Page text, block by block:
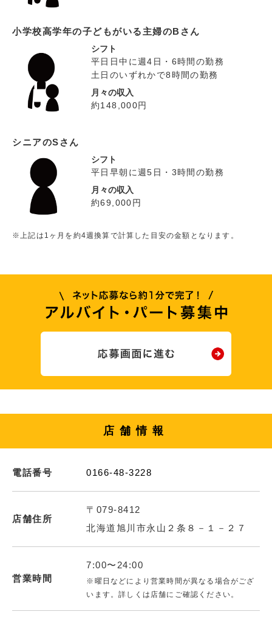
小学校高学年の子どもがいる主婦のBさん
シフト
平日日中に週4日・6時間の勤務
土日のいずれかで8時間の勤務
月々の収入
約148,000円
シニアのSさん
シフト
平日早朝に週5日・3時間の勤務
月々の収入
約69,000円
※上記は1ヶ月を約4週換算で計算した目安の金額となります。
店舗情報
電話番号 0166-48-3228
店舗住所
〒079-8412
北海道旭川市永山２条８－１－２７
営業時間
7:00〜24:00
※曜日などにより営業時間が異なる場合がござ
います。詳しくは店舗にご確認ください。